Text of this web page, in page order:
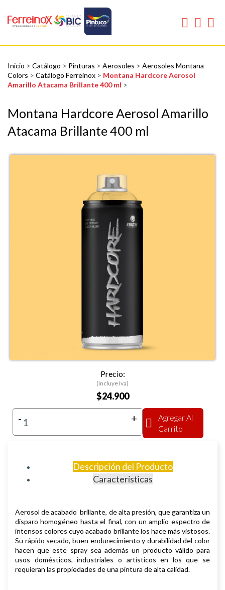
Inicio > Catálogo > Pinturas > Aerosoles > Aerosoles Montana
Colors > Catálogo Ferreinox > Montana Hardcore Aerosol
Amarillo Atacama Brillante 400 ml >
Montana Hardcore Aerosol Amarillo
Atacama Brillante 400 ml
Precio:
(Incluye Iva)
$24.900
- +
Agregar Al
Carrito
Descripción del Producto
Características
Aerosol deacabado brillante, dealta presión, que garantiza un
disparo homogéneo hasta el final, con un amplio espectro de
intensos colores cuyo acabado brillante los hace más vistosos.
Su rápido secado, buen endurecimiento y durabilidad del color
hacen que este spray sea además un producto válido para
usos domésticos, industriales o artísticos en los que se
requieran las propiedades de una pintura de alta calidad.